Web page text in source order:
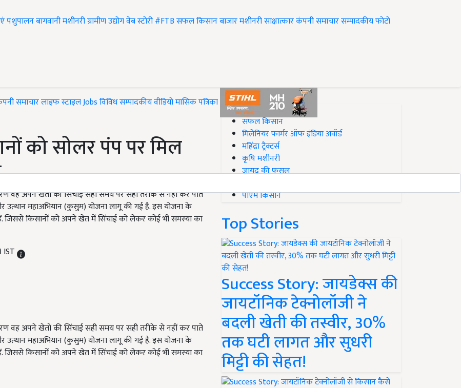
पशुपालनबागवानीमशीनरीग्रामीण उद्योगवेब स्टोरी#FTBसफल किसानबाजारमशीनरीसाक्षात्कारकंपनी समाचारसम्पादकीयफोटो
समाचारलाइफ स्टाइलJobsविविधसम्पादकीयवीडियोमासिक पत्रिका
को सोलर पंप पर मिल
वह अपने खेतों की सिंचाई सही समय पर सही तरीके से नहीं कर पाते
और उत्थान महाअभियान (कुसुम) योजना लागू की गई है. इस योजना के
जिससे किसानों को अपने खेत में सिंचाई को लेकर कोई भी समस्या का
IST
वह अपने खेतों की सिंचाई सही समय पर सही तरीके से नहीं कर पाते
और उत्थान महाअभियान (कुसुम) योजना लागू की गई है. इस योजना के
जिससे किसानों को अपने खेत में सिंचाई को लेकर कोई भी समस्या का
#Top on Krishi Jagran
सफल किसान
मिलेनियर फार्मर ऑफ इंडिया अवॉर्ड
महिंद्रा ट्रैक्टर्स
कृषि मशीनरी
जायद की फसल
पीएम किसान
Top Stories
Success Story: जायडेक्स की
जायटॉनिक टेक्नोलॉजी ने
बदली खेती की तस्वीर, 30%
तक घटी लागत और सुधरी
मिट्टी की सेहत!